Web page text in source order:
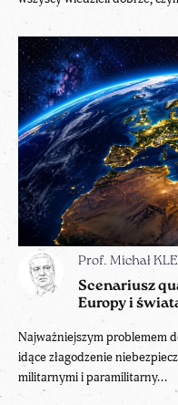
Prof. Michał
Scenariusz
Europy i
Najważniejszym problemem
idące złagodzenie
militarnymi i paramilitarny...